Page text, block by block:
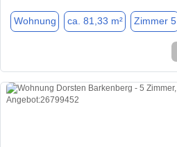
Wohnung ca. 81,33 m² Zimmer 5